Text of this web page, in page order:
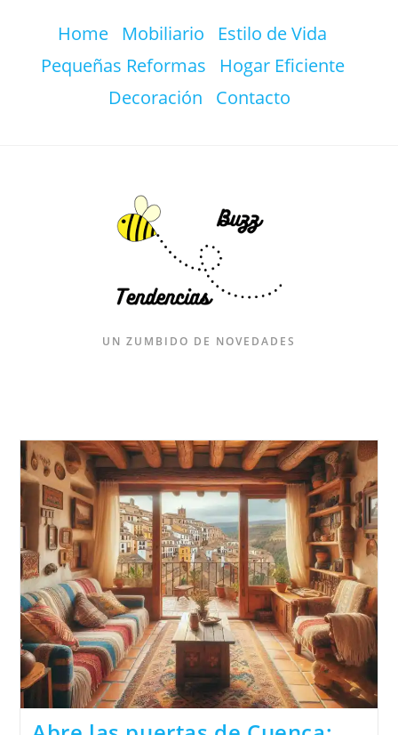
Home Mobiliario
Estilo de Vida
Pequeñas Reformas
Hogar Eficiente
Decoración
Contacto
UN ZUMBIDO DE NOVEDADES